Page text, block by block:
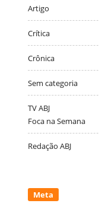
Artigo
Crítica
Crônica
Sem categoria
TV ABJ
Foca na Semana
Redação ABJ
Meta